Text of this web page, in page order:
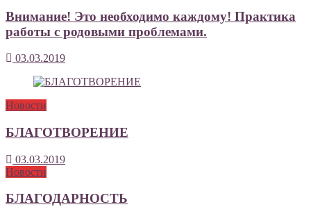
Внимание! Это необходимо каждому! Практика
работы с родовыми проблемами.
03.03.2019
Новости
БЛАГОТВОРЕНИЕ
03.03.2019
Новости
БЛАГОДАРНОСТЬ